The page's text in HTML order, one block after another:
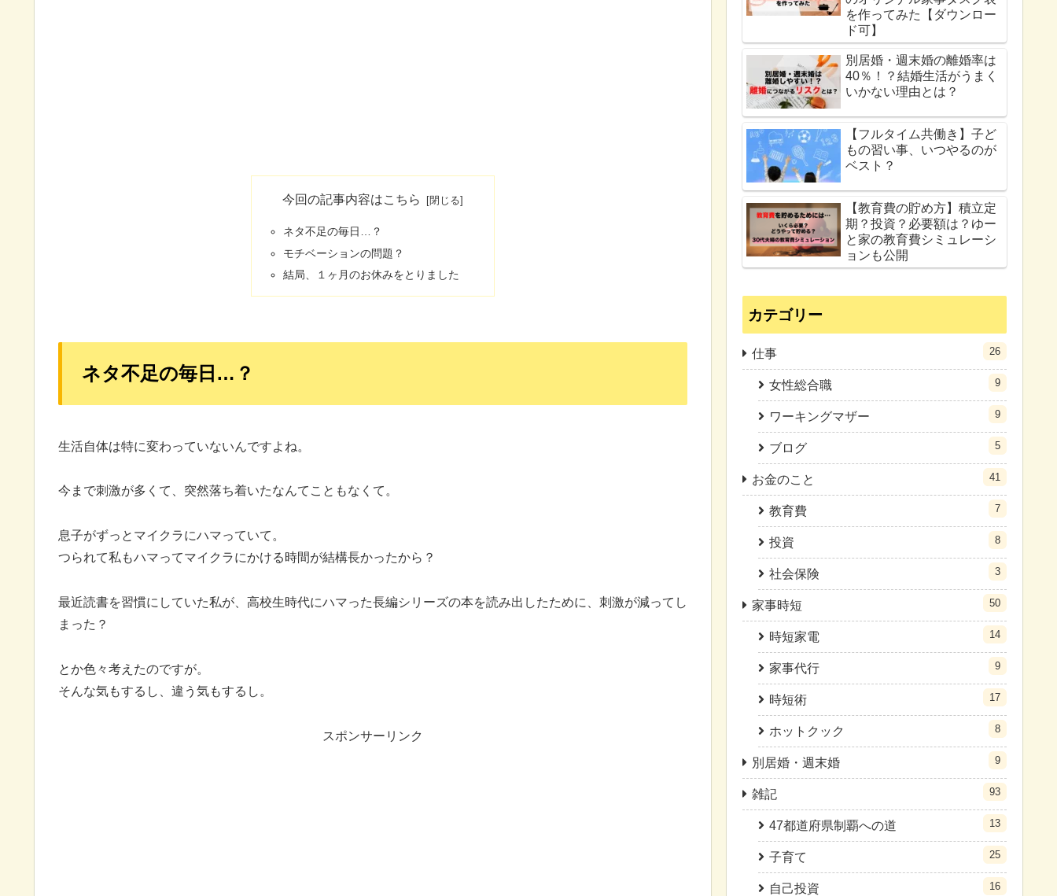
今回の記事内容はこちら
ネタ不足の毎日…？
モチベーションの問題？
結局、１ヶ月のお休みをとりました
ネタ不足の毎日…？
生活自体は特に変わっていないんですよね。
今まで刺激が多くて、突然落ち着いたなんてこともなくて。
息子がずっとマイクラにハマっていて。
つられて私もハマってマイクラにかける時間が結構長かったから？
最近読書を習慣にしていた私が、高校生時代にハマった長編シリーズの本を読み出したために、刺激が減ってし
まった？
とか色々考えたのですが。
そんな気もするし、違う気もするし。
スポンサーリンク
を作ってみた【ダウンロー
ド可】
別居婚・週末婚の離婚率は
40％！？結婚生活がうまく
いかない理由とは？
【フルタイム共働き】子ど
もの習い事、いつやるのが
ベスト？
【教育費の貯め方】積立定
期？投資？必要額は？ゆー
と家の教育費シミュレーシ
ョンも公開
カテゴリー
仕事 26
女性総合職 9
ワーキングマザー 9
ブログ 5
お金のこと 41
教育費 7
投資 8
社会保険 3
家事時短 50
時短家電 14
家事代行 9
時短術 17
ホットクック 8
別居婚・週末婚 9
雑記 93
47都道府県制覇への道 13
子育て 25
自己投資 16